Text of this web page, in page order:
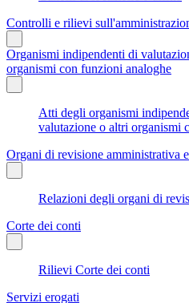
Controlli e rilievi
Organismi indipendenti di
organismi con funzioni analoghe
Atti degli organismi
valutazione o altri organismi
Organi di revisione amministrativa
Relazioni degli organi di
Corte dei conti
Rilievi Corte dei conti
Servizi erogati